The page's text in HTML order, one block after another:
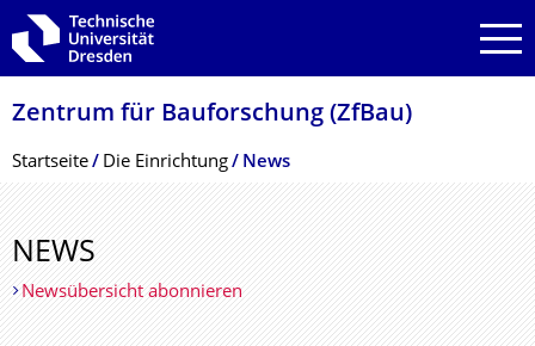
Zur Hauptnavigation springen
Zur Suche springen
Zum Inhalt springen
Zentrum für Bauforschung (ZfBau)
Breadcrumb-Menü
Startseite Die Einrichtung News
NEWS
Newsübersicht abonnieren